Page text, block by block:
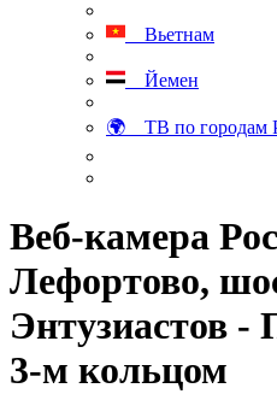
Вьетнам
Йемен
🌍 ТВ по городам
Веб-камера
Лефортово,
Энтузиастов -
3-м кольцом